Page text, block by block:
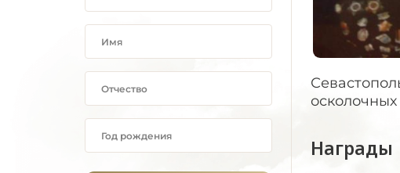
Награды